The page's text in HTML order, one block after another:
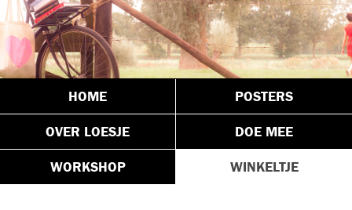
HOME POSTERS
OVER LOESJE DOE MEE
WORKSHOP WINKELTJE